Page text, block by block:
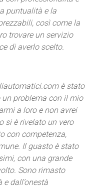
puntualità e la
così come la
trovare un servizio
di averlo scelto.
è stato
problema con il mio
a loro e non avrei
si è rivelato un vero
con competenza,
Il guasto è stato
con una grande
Sono rimasto
dall’onestà